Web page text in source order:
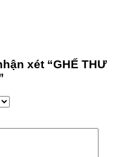
xét “GHẾ THƯ